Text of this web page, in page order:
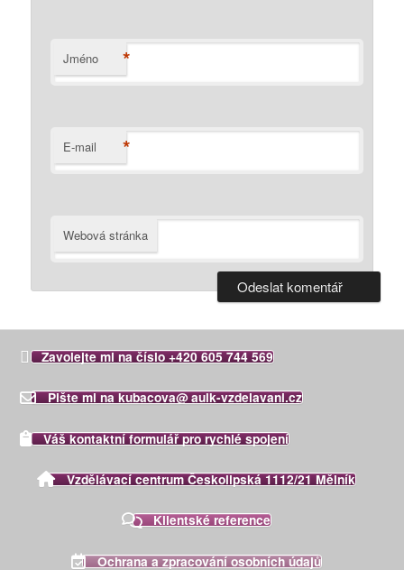
Jméno *
E-mail *
Webová stránka
Zavolejte mi na číslo +420 605 744 569
Pište mi na kubacova@ aulk-vzdelavani.cz
Váš kontaktní formulář pro rychlé spojení
Vzdělávací centrum Českolipská 1112/21 Mělník
Klientské reference
Ochrana a zpracování osobních údajů